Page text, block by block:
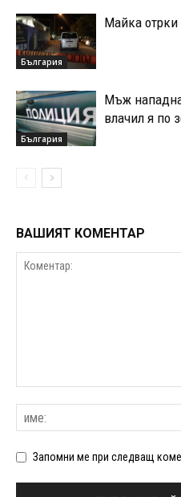
България
Майка
България
Мъж
влачил я по
ВАШИЯТ КОМЕНТАР
Запомни ме при следващ